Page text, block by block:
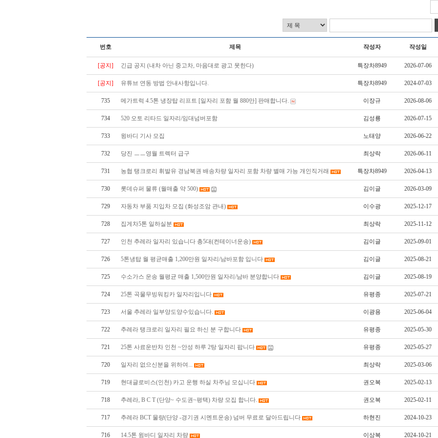
번호 제목 작성자 작성일
[공지] 긴급 공지 (내차 아닌 중고차, 마음대로 광고 못한다) 특장차8949 2026-07-06
[공지] 유튜브 연동 방법 안내사항입니다. 특장차8949 2024-07-03
735 메가트럭 4.5톤 냉장탑 리프트 [일자리 포함 월 880만] 판매합니다. 이장규 2026-08-06
734 520 오토 리타드 일자리/임대넘버포함 김성룡 2026-07-15
733 윙바디 기사 모집 노태양 2026-06-22
732 당진 ㅡㅡ영월 트렉터 급구 최상락 2026-06-11
731 농협 탱크로리 휘발유 경남북권 배송차량 일자리 포함 차량 별매 가능 개인직거래 특장차8949 2026-04-13
730 롯데슈퍼 물류 (월매출 약 500) 김이글 2026-03-09
729 자동차 부품 지입차 모집 (화성조암 관내) 이수광 2025-12-17
728 집게차5톤 일하실분 최상락 2025-11-12
727 인천 추레라 일자리 있습니다 총5대(컨테이너운송) 김이글 2025-09-01
726 5톤냉탑 월 평균매출 1,200만원 일자리/남바포함 입니다 김이글 2025-08-21
725 수소가스 운송 월평균 매출 1,500만원 일자리/남바 분양합니다 김이글 2025-08-19
724 25톤 곡물무빙워킹카 일자리입니다 유평종 2025-07-21
723 서울 추레라 일부양도양수있습니다. 이광용 2025-06-04
722 추레라 탱크로리 일자리 필요 하신 분 구합니다 유평종 2025-05-30
721 25톤 사료운반차 인천 ~안성 하루 2탕 일자리 팝니다 유평종 2025-05-27
720 일자리 없으신분을 위하여... 최상락 2025-03-06
719 현대글로비스(인천) 카고 운행 하실 차주님 모십니다 권오복 2025-02-13
718 추레라, B C T (단양~ 수도권~평택) 차량 모집 합니다. 권오복 2025-02-11
717 추레라 BCT 물량(단양 -경기권 시멘트운송) 넘버 무료로 달아드립니다 하현진 2024-10-23
716 14.5톤 윙바디 일자리 차량 이상복 2024-10-21